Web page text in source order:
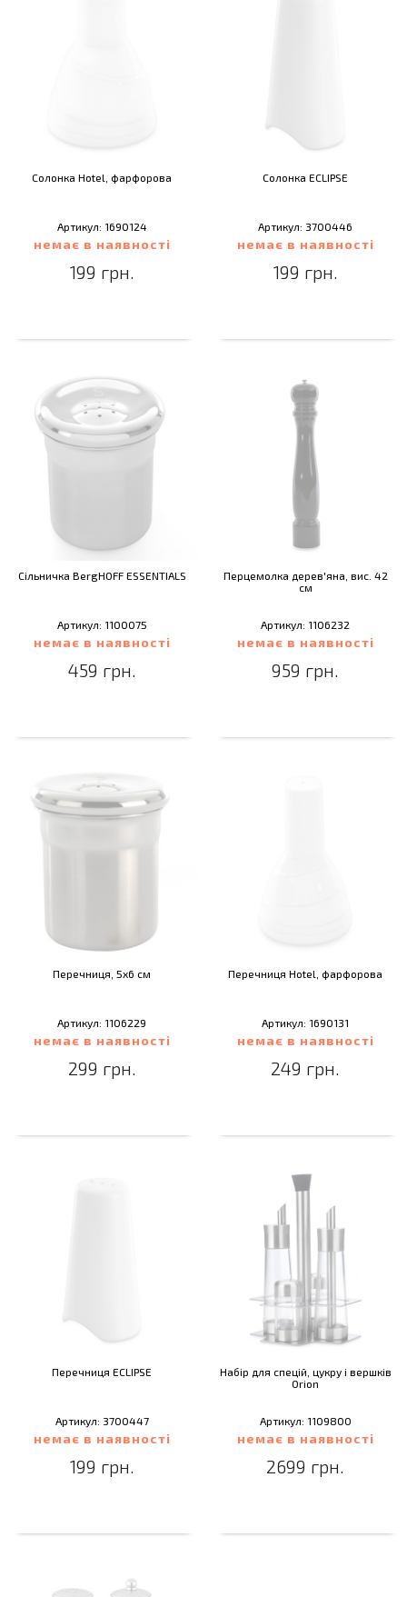
Солонка Hotel, фарфорова
Артикул: 1690124
немає в наявності
199 грн.
Солонка ECLIPSE
Артикул: 3700446
немає в наявності
199 грн.
Сільничка BergHOFF ESSENTIALS
Артикул: 1100075
немає в наявності
459 грн.
Перцемолка дерев'яна, вис. 42
см
Артикул: 1106232
немає в наявності
959 грн.
Перечниця, 5х6 см
Артикул: 1106229
немає в наявності
299 грн.
Перечниця Hotel, фарфорова
Артикул: 1690131
немає в наявності
249 грн.
Перечниця ECLIPSE
Артикул: 3700447
немає в наявності
199 грн.
Набір для спецій, цукру і вершків
Orion
Артикул: 1109800
немає в наявності
2699 грн.